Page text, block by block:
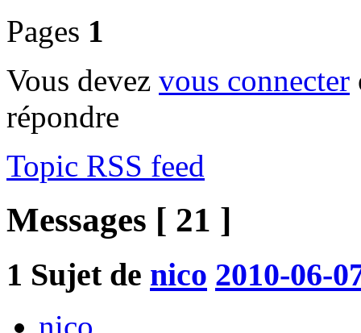
Pages 1
Vous devez vous connecter
répondre
Topic RSS feed
Messages [ 21 ]
1 Sujet de nico 2010-06-